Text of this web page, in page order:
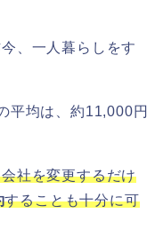
、一人暮らしをす
平均は、約11,000円
社を変更するだけ
することも十分に可